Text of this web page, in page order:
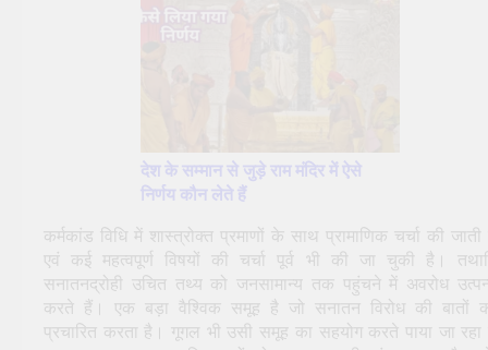
देश के सम्मान से जुड़े राम मंदिर में ऐसे
निर्णय कौन लेते हैं
कर्मकांड विधि में शास्त्रोक्त प्रमाणों के साथ प्रामाणिक चर्चा की जाती
एवं कई महत्वपूर्ण विषयों की चर्चा पूर्व भी की जा चुकी है।
सनातनद्रोही उचित तथ्य को जनसामान्य तक पहुंचने में अवरोध
करते हैं। एक बड़ा वैश्विक समूह है जो सनातन विरोध की बातों
प्रचारित करता है। गूगल भी उसी समूह का सहयोग करते पाया जा रहा